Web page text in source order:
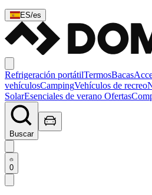
ES/es
Refrigeración portátilTermosBacas
vehículosCampingVehículos de recreo
SolarEsenciales de verano Ofertas
Buscar
0